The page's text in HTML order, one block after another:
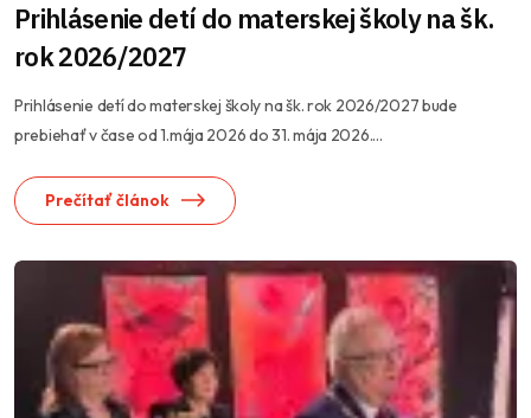
Prihlásenie detí do materskej školy na šk.
rok 2026/2027
Prihlásenie detí do materskej školy na šk. rok 2026/2027 bude
prebiehať v čase od 1.mája 2026 do 31. mája 2026....
Prečítať článok